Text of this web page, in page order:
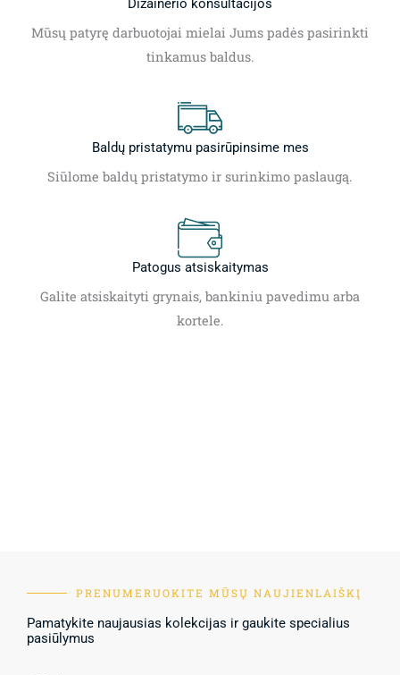
Dizainerio konsultacijos
Mūsų patyrę darbuotojai mielai Jums padės pasirinkti
tinkamus baldus.
Baldų pristatymu pasirūpinsime mes
Siūlome baldų pristatymo ir surinkimo paslaugą.
Patogus atsiskaitymas
Galite atsiskaityti grynais, bankiniu pavedimu arba
kortele.
PRENUMERUOKITE MŪSŲ NAUJIENLAIŠKĮ
Pamatykite naujausias kolekcijas ir gaukite specialius
pasiūlymus